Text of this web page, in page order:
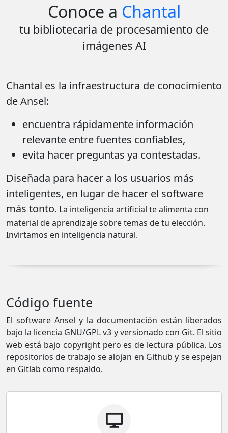
Conoce a Chantal
tu bibliotecaria de procesamiento de
imágenes AI
Chantal es la infraestructura de conocimiento
de Ansel:
encuentra rápidamente información
relevante entre fuentes confiables,
evita hacer preguntas ya contestadas.
Diseñada para hacer a los usuarios más
inteligentes, en lugar de hacer el software
más tonto. La inteligencia artificial te alimenta con
material de aprendizaje sobre temas de tu elección.
Invirtamos en inteligencia natural.
Código fuente
El software Ansel y la documentación están liberados
bajo la licencia GNU/GPL v3 y versionado con Git. El sitio
web está bajo copyright pero es de lectura pública. Los
repositorios de trabajo se alojan en Github y se espejan
en Gitlab como respaldo.